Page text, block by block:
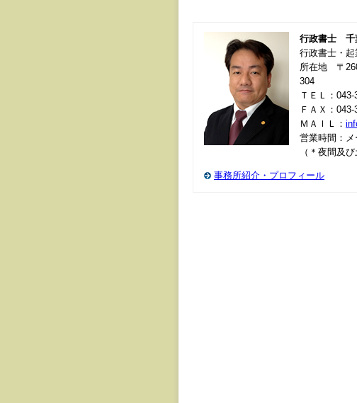
行政書士 千
行政書士・
所在地 〒
304
ＴＥＬ：043-
ＦＡＸ：043-
ＭＡＩＬ：
営業時間：
（＊夜間及
事務所紹介・プロフィール